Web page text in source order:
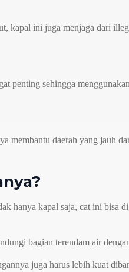
kapal ini juga menjaga dari
penting sehingga
membantu daerah yang jauh
hanya kapal saja, cat ini bisa
bagian terendam air
juga harus lebih kuat